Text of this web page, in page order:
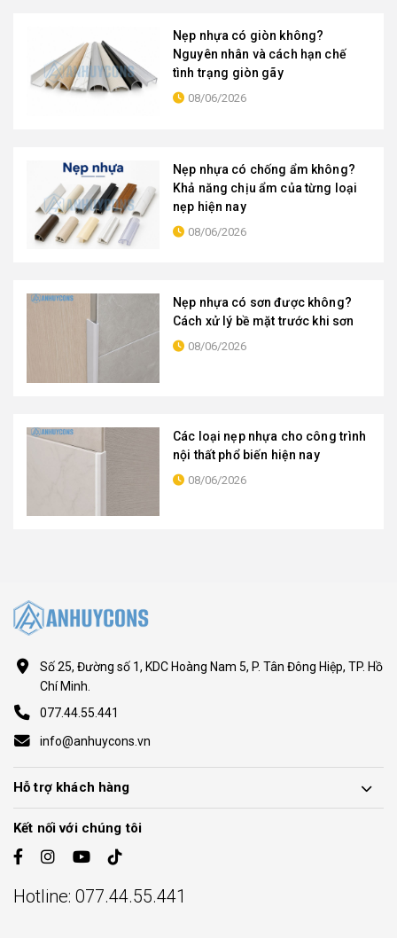
Nẹp nhựa có giòn không?
Nguyên nhân và cách hạn chế
tình trạng giòn gãy
08/06/2026
Nẹp nhựa có chống ẩm không?
Khả năng chịu ẩm của từng loại
nẹp hiện nay
08/06/2026
Nẹp nhựa có sơn được không?
Cách xử lý bề mặt trước khi sơn
08/06/2026
Các loại nẹp nhựa cho công trình
nội thất phổ biến hiện nay
08/06/2026
Số 25, Đường số 1, KDC Hoàng Nam 5, P. Tân Đông Hiệp, TP. Hồ
Chí Minh.
077.44.55.441
info@anhuycons.vn
Hỗ trợ khách hàng
Kết nối với chúng tôi
Hotline: 077.44.55.441